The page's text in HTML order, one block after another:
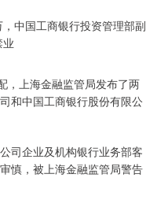
上海金融监管局发布了两
和中国工商银行股份有限公
企业及机构银行业务部客
慎，被上海金融监管局警告